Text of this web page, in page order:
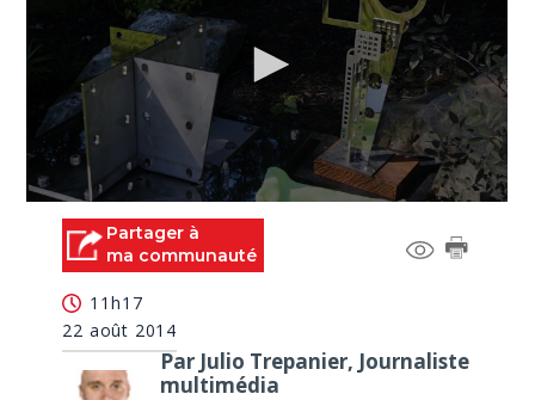
seconds Partager à
ma communauté
11h17
22 août 2014
Par Julio Trepanier, Journaliste
multimédia